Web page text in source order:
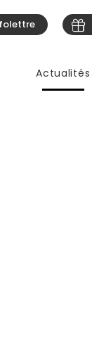
Actualités